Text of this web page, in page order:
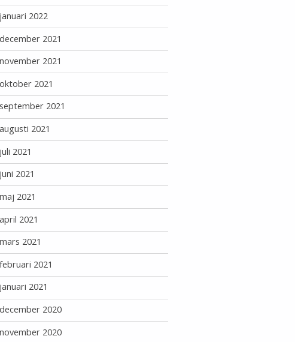
januari 2022
december 2021
november 2021
oktober 2021
september 2021
augusti 2021
juli 2021
juni 2021
maj 2021
april 2021
mars 2021
februari 2021
januari 2021
december 2020
november 2020